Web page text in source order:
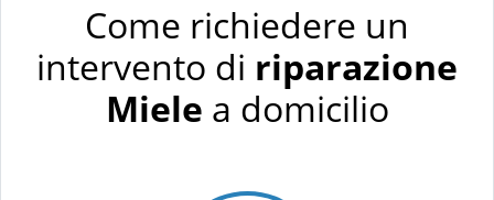
Come richiedere un
intervento di riparazione
Miele a domicilio